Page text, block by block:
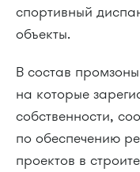
спортивный
объекты.
В состав
на которые
собственности,
по обеспечению
проектов в